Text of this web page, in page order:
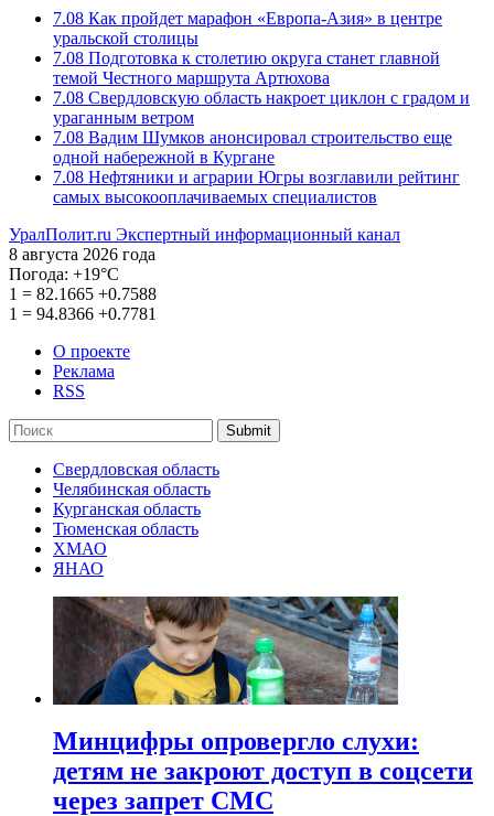
7.08 Как пройдет марафон «Европа-Азия» в центре
уральской столицы
7.08 Подготовка к столетию округа станет главной
темой Честного маршрута Артюхова
7.08 Свердловскую область накроет циклон с градом и
ураганным ветром
7.08 Вадим Шумков анонсировал строительство еще
одной набережной в Кургане
7.08 Нефтяники и аграрии Югры возглавили рейтинг
самых высокооплачиваемых специалистов
УралПолит.ru Экспертный информационный канал
8 августа 2026 года
Погода: +19°С
1 = 82.1665 +0.7588
1 = 94.8366 +0.7781
О проекте
Реклама
RSS
Submit
Свердловская область
Челябинская область
Курганская область
Тюменская область
ХМАО
ЯНАО
Минцифры опровергло слухи:
детям не закроют доступ в соцсети
через запрет СМС